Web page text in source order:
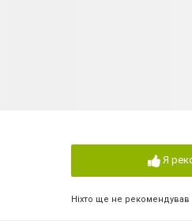
Я
Ніхто ще не рекомендував